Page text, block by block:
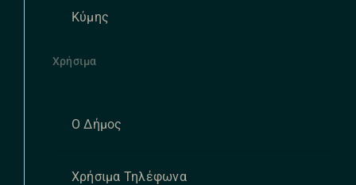
Κύμης
Χρήσιμα
Ο Δήμος
Χρήσιμα Τηλέφωνα